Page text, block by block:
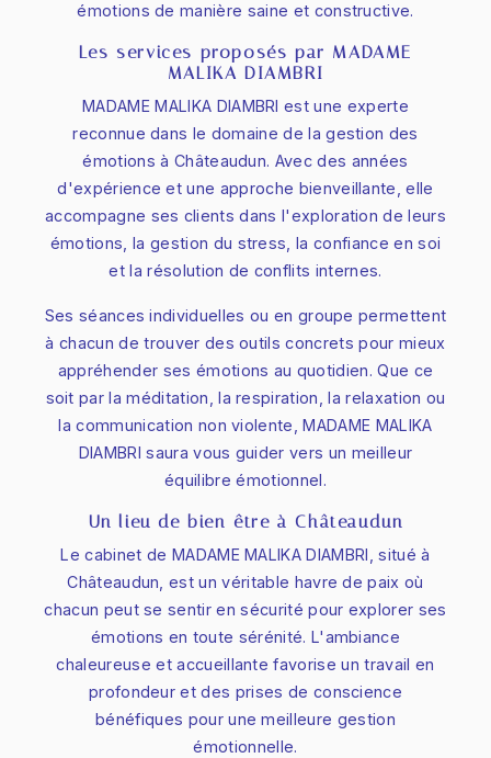
émotions de manière saine et constructive.
Les services proposés par MADAME
MALIKA DIAMBRI
MADAME MALIKA DIAMBRI est une experte
reconnue dans le domaine de la gestion des
émotions à Châteaudun. Avec des années
d'expérience et une approche bienveillante, elle
accompagne ses clients dans l'exploration de leurs
émotions, la gestion du stress, la confiance en soi
et la résolution de conflits internes.
Ses séances individuelles ou en groupe permettent
à chacun de trouver des outils concrets pour mieux
appréhender ses émotions au quotidien. Que ce
soit par la méditation, la respiration, la relaxation ou
la communication non violente, MADAME MALIKA
DIAMBRI saura vous guider vers un meilleur
équilibre émotionnel.
Un lieu de bien-être à Châteaudun
Le cabinet de MADAME MALIKA DIAMBRI, situé à
Châteaudun, est un véritable havre de paix où
chacun peut se sentir en sécurité pour explorer ses
émotions en toute sérénité. L'ambiance
chaleureuse et accueillante favorise un travail en
profondeur et des prises de conscience
bénéfiques pour une meilleure gestion
émotionnelle.